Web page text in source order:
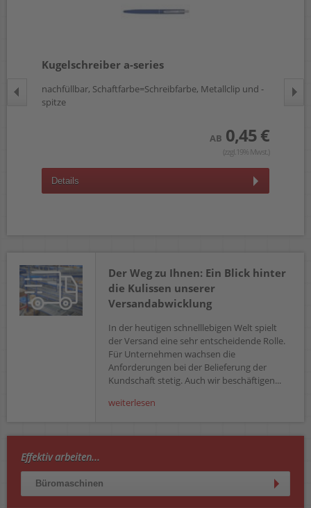
Kugelschreiber a-series
nachfüllbar, Schaftfarbe=Schreibfarbe, Metallclip und -
spitze
AB 0,45 €
(zzgl.19% Mwst.)
Details
Der Weg zu Ihnen: Ein Blick hinter
die Kulissen unserer
Versandabwicklung
In der heutigen schnelllebigen Welt spielt
der Versand eine sehr entscheidende Rolle.
Für Unternehmen wachsen die
Anforderungen bei der Belieferung der
Kundschaft stetig. Auch wir beschäftigen...
weiterlesen
Effektiv arbeiten...
Büromaschinen